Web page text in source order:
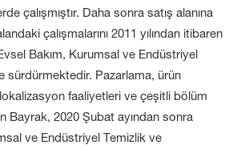
çalışmıştır. Daha sonra satış alanına
çalışmalarını 2011 yılından itibaren
Bakım, Kurumsal ve Endüstriyel
sürdürmektedir. Pazarlama, ürün
faaliyetleri ve çeşitli bölüm
Bayrak, 2020 Şubat ayından sonra
ve Endüstriyel Temizlik ve